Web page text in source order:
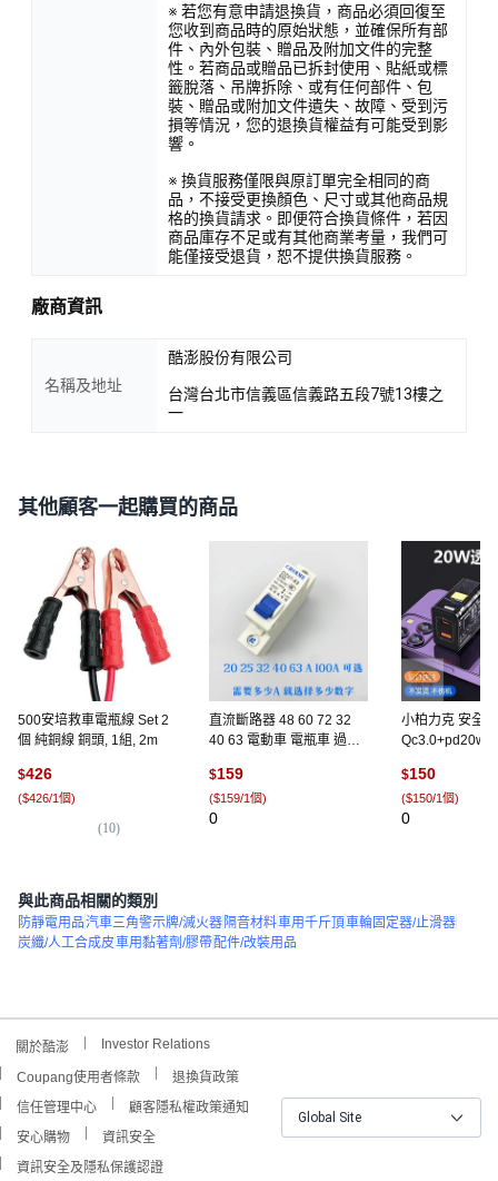
※ 若您有意申請退換貨，商品必須回復至
您收到商品時的原始狀態，並確保所有部
件、內外包裝、贈品及附加文件的完整
性。若商品或贈品已拆封使用、貼紙或標
籤脫落、吊牌拆除、或有任何部件、包
裝、贈品或附加文件遺失、故障、受到污
損等情況，您的退換貨權益有可能受到影
響。
※ 換貨服務僅限與原訂單完全相同的商
品，不接受更換顏色、尺寸或其他商品規
格的換貨請求。即便符合換貨條件，若因
商品庫存不足或有其他商業考量，我們可
能僅接受退貨，恕不提供換貨服務。
廠商資訊
名稱及地址
酷澎股份有限公司
台灣台北市信義區信義路五段7號13樓之
一
其他顧客一起購買的商品
500安培救車電瓶線 Set 2
個 純銅線 銅頭, 1組, 2m
$426
($426/1個)
(10)
直流斷路器 48 60 72 32
40 63 電動車 電瓶車 過載
$159
($159/1個)
0
小柏力克 安全
Qc3.0+pd20w
$150
($150/1個)
0
與此商品相關的類別
防靜電用品汽車三角警示牌/滅火器 隔音材料車用千斤頂車輪固定器/止滑器
炭纖/人工合成皮車用黏著劑/膠帶配件/改裝用品
關於酷澎 Investor Relations
Coupang使用者條款
退換貨政策
信任管理中心
顧客隱私權政策通知
安心購物
資訊安全
資訊安全及隱私保護認證
Global Site